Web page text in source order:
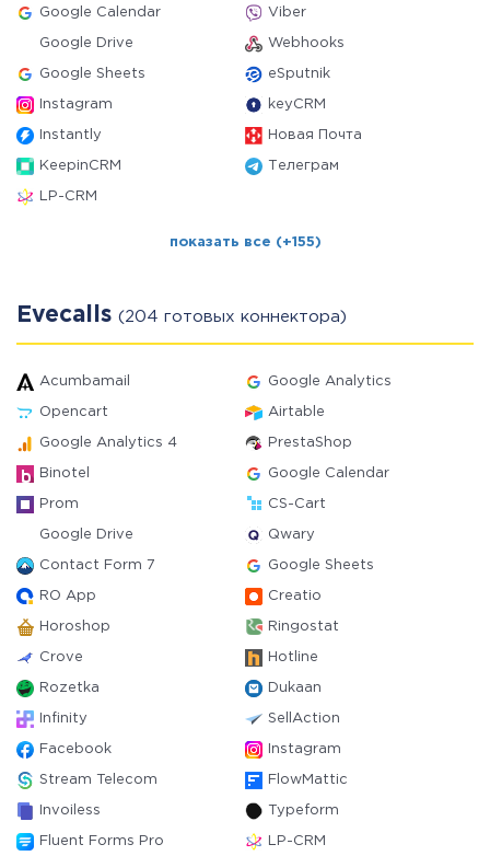
Google Calendar Viber
Google Drive Webhooks
Google Sheets eSputnik
Instagram keyCRM
Instantly Новая Почта
KeepinCRM Телеграм
LP-CRM
показать все (+155)
Evecalls (204 готовых коннектора)
Acumbamail Google Analytics
Opencart Airtable
Google Analytics 4 PrestaShop
Binotel Google Calendar
Prom CS-Cart
Google Drive Qwary
Contact Form 7 Google Sheets
RO App Creatio
Horoshop Ringostat
Crove Hotline
Rozetka Dukaan
Infinity SellAction
Facebook Instagram
Stream Telecom FlowMattic
Invoiless Typeform
Fluent Forms Pro LP-CRM